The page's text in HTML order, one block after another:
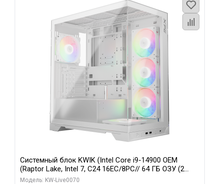
Системный блок KWIK (Intel Core i9-14900 OEM
(Raptor Lake, Intel 7, C24 16EC/8PC// 64 ГБ ОЗУ (2
модуля)/ Gigabyte RTX5080 XTREME WATERFORCE
Модель: KW-Live0070